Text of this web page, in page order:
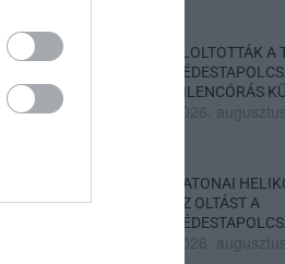
ELOLTOTTÁK A
KILENCÓRÁS
2026.
KATONAI
AZ OLTÁST A
2026.